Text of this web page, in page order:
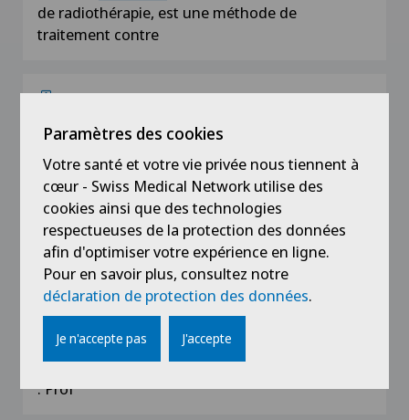
de radiothérapie, est une méthode de
traitement contre
Centres de competence
Clinique Générale-Beaulieu > Centre
La Radio-oncologie, aussi connue sous le nom
de radiothérapie, est une méthode de
traitement contre
Formation en oncologie
crédits de formation par la Société Suisse
d'OncologieMédicale (SSOM). Les intervenants
: Prof
Paramètres des cookies
Votre santé et votre vie privée nous tiennent à
cœur - Swiss Medical Network utilise des
cookies ainsi que des technologies
respectueuses de la protection des données
afin d'optimiser votre expérience en ligne.
Pour en savoir plus, consultez notre
déclaration de protection des données.
Je n'accepte pas J'accepte